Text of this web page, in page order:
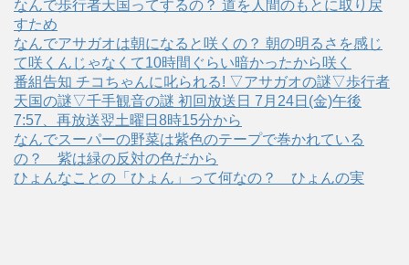
なんで歩行者天国ってするの？ 道を人間のもとに取り戻
すため
なんでアサガオは朝になると咲くの？ 朝の明るさを感じ
て咲くんじゃなくて10時間ぐらい暗かったから咲く
番組告知 チコちゃんに叱られる! ▽アサガオの謎▽歩行者
天国の謎▽千手観音の謎 初回放送日 7月24日(金)午後
7:57、再放送翌土曜日8時15分から
なんでスーパーの野菜は紫色のテープで巻かれている
の？ 紫は緑の反対の色だから
ひょんなことの「ひょん」って何なの？ ひょんの実